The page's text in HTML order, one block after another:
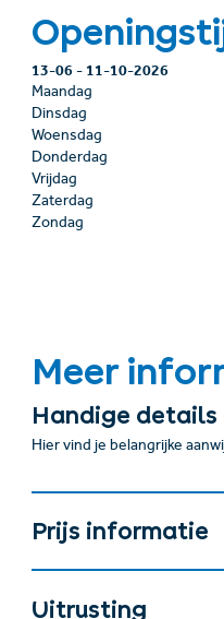
13-06-11-10-2026
Maandag
Dinsdag
Woensdag
Donderdag
Vrijdag
Zaterdag
Zondag
Meer
Handige details
Hier vind je belangrijke
Prijs informatie
Uitrusting